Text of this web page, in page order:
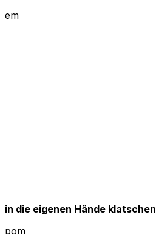
em
in die eigenen Hände klatschen
pom